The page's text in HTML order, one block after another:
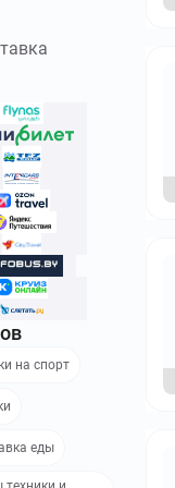
на спорт
еды